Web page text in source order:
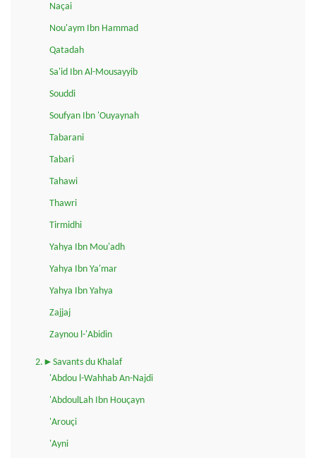
Naçai
Nou'aym Ibn Hammad
Qatadah
Sa'id Ibn Al-Mousayyib
Souddi
Soufyan Ibn 'Ouyaynah
Tabarani
Tabari
Tahawi
Thawri
Tirmidhi
Yahya Ibn Mou'adh
Yahya Ibn Ya'mar
Yahya Ibn Yahya
Zajjaj
Zaynou l-'Abidin
2.►Savants du Khalaf
'Abdou l-Wahhab An-Najdi
'AbdoulLah Ibn Houçayn
'Arouçi
'Ayni